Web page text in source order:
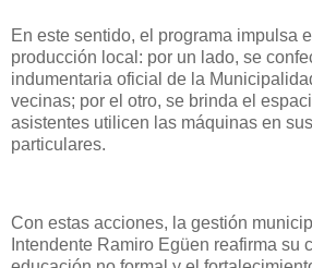
En este sentido, el programa impulsa
producción local: por un lado, se
indumentaria oficial de la
vecinas; por el otro, se brinda el
asistentes utilicen las máquinas en
particulares.
Con estas acciones, la gestión
Intendente Ramiro Egüen reafirma su